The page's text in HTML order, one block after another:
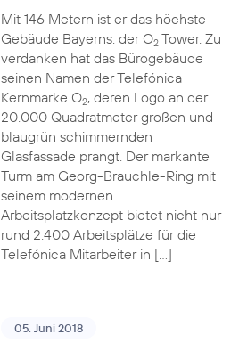
Mit 146 Metern ist er das höchste
Gebäude Bayerns: der O2Tower. Zu
verdanken hat das Bürogebäude
seinen Namen der Telefónica
Kernmarke O2, deren Logo an der
20.000 Quadratmeter großen und
blaugrün schimmernden
Glasfassade prangt. Der markante
Turm am Georg-Brauchle-Ring mit
seinem modernen
Arbeitsplatzkonzept bietet nicht nur
rund 2.400 Arbeitsplätze für die
Telefónica Mitarbeiter in […]
05. Juni 2018